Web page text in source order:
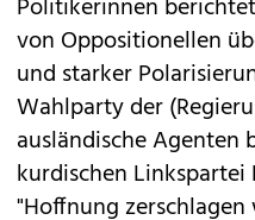
Politikerinnen
von Oppositionellen
und starker
Wahlparty der
ausländische Agenten
kurdischen
"Hoffnung